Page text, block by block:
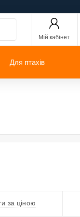
Мій кабінет
Для птахів
за ціною